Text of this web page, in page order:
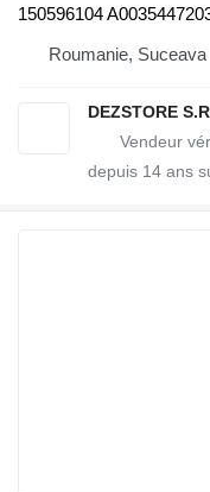
150596104
Roumanie, Suceava
DEZSTORE
depuis 14 ans